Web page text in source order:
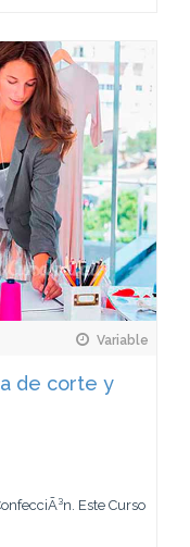
Variable
de corte y
Este Curso